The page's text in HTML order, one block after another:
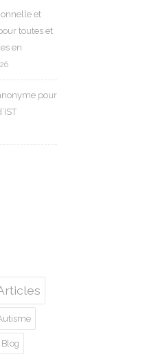
et
toutes et
en
pour
Blog